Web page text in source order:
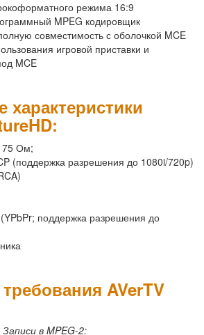
режима 16:9
MPEG кодировщик
совместимость с оболочкой MCE
игровой приставки и
MCE
характеристики
75 Ом;
(поддержка разрешения до 1080i/720p)
поддержка разрешения до
AVerTV
в MPEG-2: